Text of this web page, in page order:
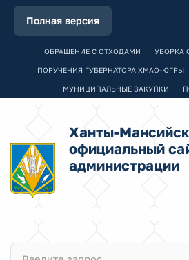
Полная версия
ОБРАЩЕНИЕ С ОТХОДАМИ УБОРКА
ПОРУЧЕНИЯ ГУБЕРНАТОРА ХМАО-ЮГРЫ
МУНИЦИПАЛЬНЫЕ ЗАКУПКИ
Ханты-
официальный
администрации